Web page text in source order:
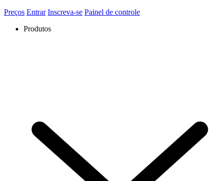
Preços Entrar Inscreva-se Painel de controle
Produtos